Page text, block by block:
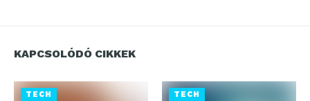
KAPCSOLÓDÓ CIKKEK
TECH TECH